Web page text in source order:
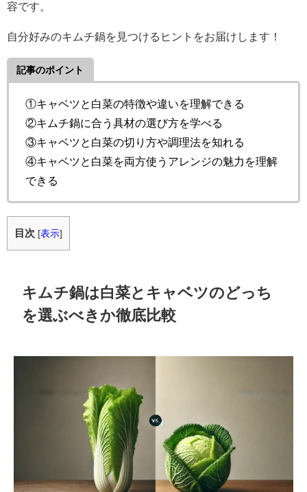
容です。
自分好みのキムチ鍋を見つけるヒントをお届けします！
記事のポイント
①キャベツと白菜の特徴や違いを理解できる
②キムチ鍋に合う具材の選び方を学べる
③キャベツと白菜の切り方や調理法を知れる
④キャベツと白菜を両方使うアレンジの魅力を理解
できる
目次 [表示]
キムチ鍋は白菜とキャベツのどっち
を選ぶべきか徹底比較